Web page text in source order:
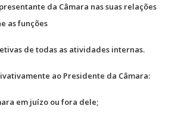
da Câmara nas suas relações
as funções
de todas as atividades internas.
ao Presidente da Câmara:
em juízo ou fora dele;